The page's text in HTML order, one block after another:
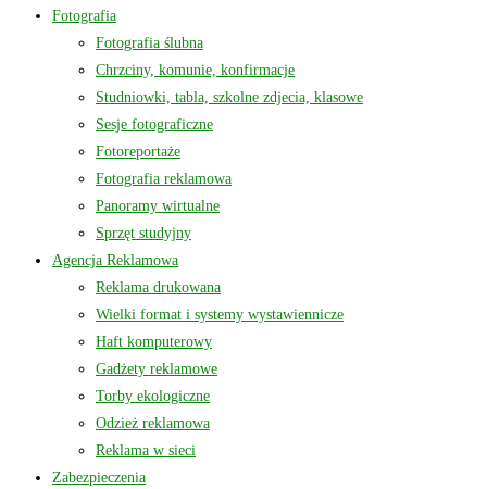
Fotografia
Fotografia ślubna
Chrzciny, komunie, konfirmacje
Studniowki, tabla, szkolne zdjecia, klasowe
Sesje fotograficzne
Fotoreportaże
Fotografia reklamowa
Panoramy wirtualne
Sprzęt studyjny
Agencja Reklamowa
Reklama drukowana
Wielki format i systemy wystawiennicze
Haft komputerowy
Gadżety reklamowe
Torby ekologiczne
Odzież reklamowa
Reklama w sieci
Zabezpieczenia